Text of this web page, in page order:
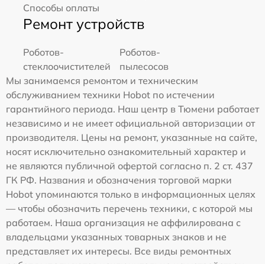
Способы оплаты
Ремонт устройств
Роботов-
стеклоочистителей
Роботов-
пылесосов
Мы занимаемся ремонтом и техническим
обслуживанием техники Hobot по истечении
гарантийного периода. Наш центр в Тюмени работает
независимо и не имеет официальной авторизации от
производителя. Цены на ремонт, указанные на сайте,
носят исключительно ознакомительный характер и
не являются публичной офертой согласно п. 2 ст. 437
ГК РФ. Названия и обозначения торговой марки
Hobot упоминаются только в информационных целях
— чтобы обозначить перечень техники, с которой мы
работаем. Наша организация не аффилирована с
владельцами указанных товарных знаков и не
представляет их интересы. Все виды ремонтных